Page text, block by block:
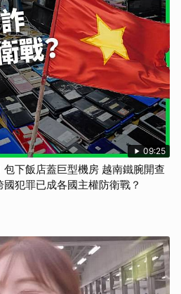
09:25
下飯店蓋巨型機房 越南鐵腕開查
犯罪已成各國主權防衛戰？